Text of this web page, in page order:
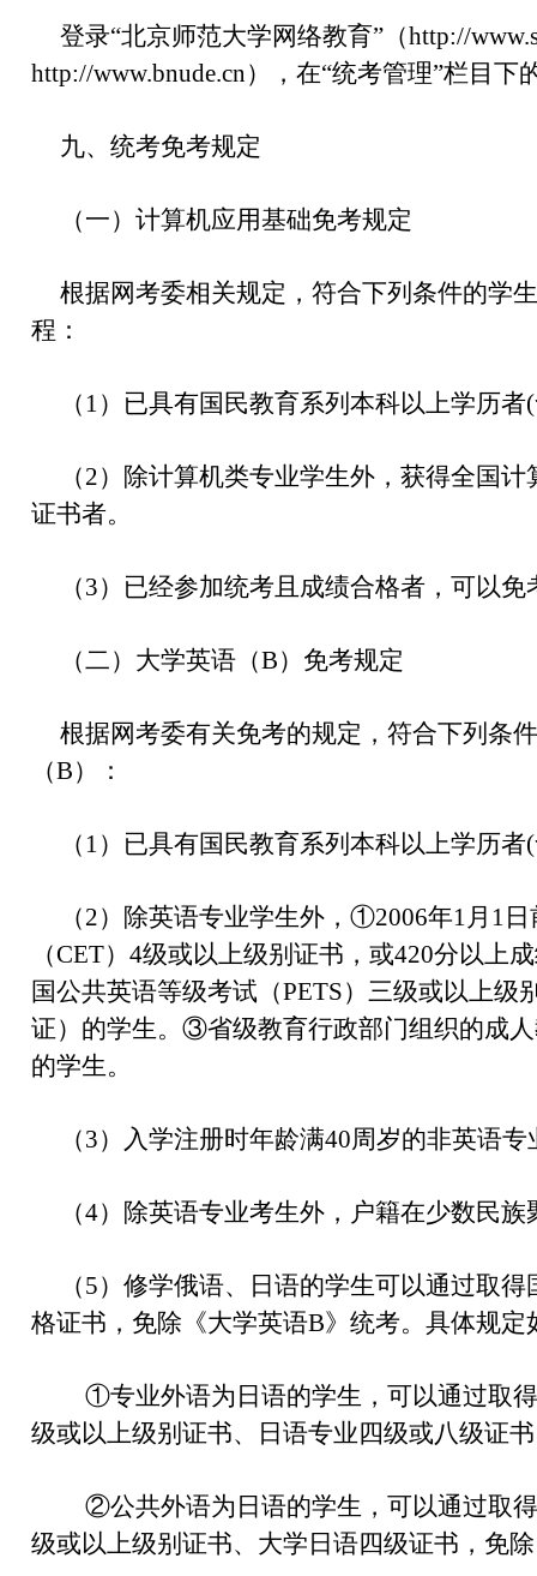
登录“北京师范大学网络教育”（http://
http://www.bnude.cn），在“统考管理”栏目下
九、统考免考规定
（一）计算机应用基础免考规定
根据网考委相关规定，符合下列条件的学
程：
（1）已具有国民教育系列本科以上学历者
（2）除计算机类专业学生外，获得全国
证书者。
（3）已经参加统考且成绩合格者，可以
（二）大学英语（B）免考规定
根据网考委有关免考的规定，符合下列条
（B）：
（1）已具有国民教育系列本科以上学历者
（2）除英语专业学生外，①2006年1月1
（CET）4级或以上级别证书，或420分以上
国公共英语等级考试（PETS）三级或以上级
证）的学生。③省级教育行政部门组织的成
的学生。
（3）入学注册时年龄满40周岁的非英语
（4）除英语专业考生外，户籍在少数民
（5）修学俄语、日语的学生可以通过取
格证书，免除《大学英语B》统考。具体规定
①专业外语为日语的学生，可以通过取
级或以上级别证书、日语专业四级或八级证
②公共外语为日语的学生，可以通过取
级或以上级别证书、大学日语四级证书，免